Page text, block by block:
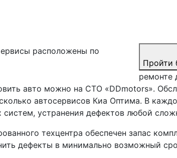
расположены по
Пройти
ремонте
авто можно на СТО «DDmotors».
автосервисов Киа Оптима. В
устранения дефектов любой
техцентра обеспечен запас
дефекты в минимально возможный